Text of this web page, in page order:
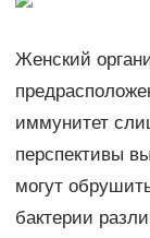
Женский
иммунитет
перспективы
могут
бактерии